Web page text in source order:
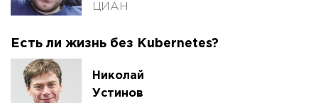
ЦИАН
Есть ли жизнь без Kubernetes?
Николай
Устинов